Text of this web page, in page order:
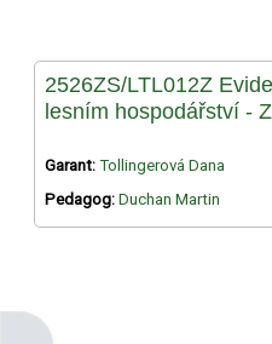
2526ZS/LTL012Z
lesním hospodářství -
Garant: Tollingerová Dana
Pedagog: Duchan Martin